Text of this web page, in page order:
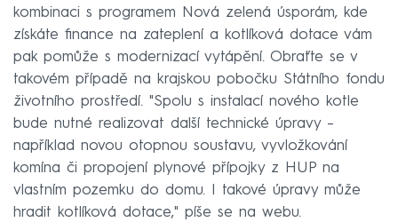
kombinaci s programem Nová zelená úsporám, kde
získáte finance na zateplení a kotlíková dotace vám
pak pomůže s modernizací vytápění. Obraťte se v
takovém případě na krajskou pobočku Státního fondu
životního prostředí. "Spolu s instalací nového kotle
bude nutné realizovat další technické úpravy –
například novou otopnou soustavu, vyvložkování
komína či propojení plynové přípojky z HUP na
vlastním pozemku do domu. I takové úpravy může
hradit kotlíková dotace," píše se na webu.